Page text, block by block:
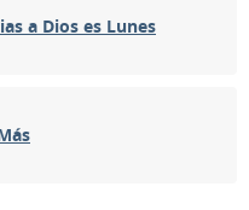
a Dios es Lunes